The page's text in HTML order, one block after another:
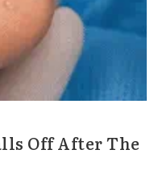
Off After The